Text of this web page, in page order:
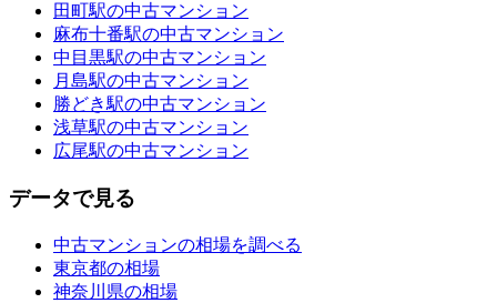
田町駅の中古マンション
麻布十番駅の中古マンション
中目黒駅の中古マンション
月島駅の中古マンション
勝どき駅の中古マンション
浅草駅の中古マンション
広尾駅の中古マンション
データで見る
中古マンションの相場を調べる
東京都の相場
神奈川県の相場